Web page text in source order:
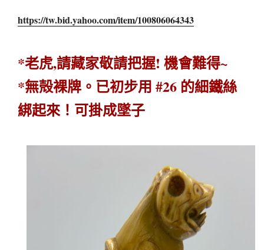
https://tw.bid.yahoo.com/item/100806064343
*老虎,請藏家敬請把握! 機會難得~
*無殻裸牌。已初步用 #26 的細鐵絲
綁起來！可掛成墜子